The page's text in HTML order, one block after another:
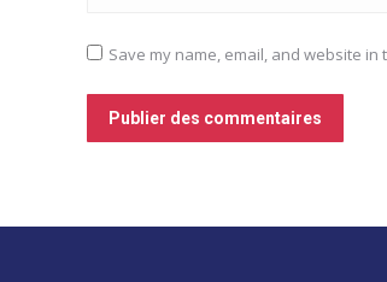
Save my name, email, and website
Publier des commentaires